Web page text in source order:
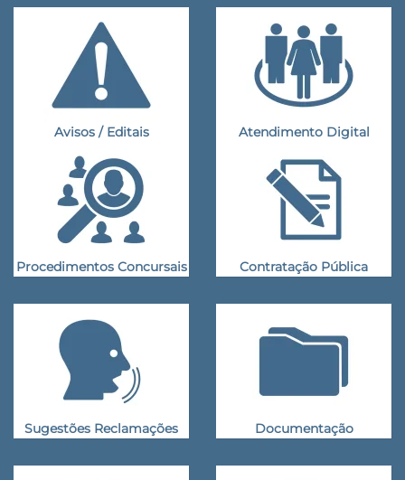
Avisos / Editais Atendimento Digital
Procedimentos Concursais Contratação Pública
Sugestões Reclamações Documentação